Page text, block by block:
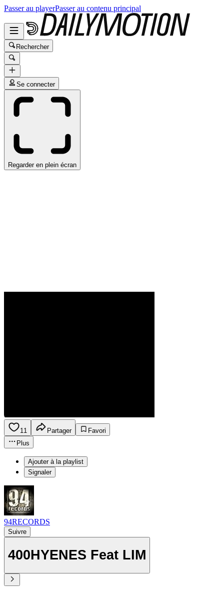
Passer au playerPasser au contenu principal
Rechercher
Se connecter
Regarder en plein écran
11 Partager
Favori
Plus
Ajouter à la playlist
Signaler
94RECORDS
Suivre
400HYENES Feat LIM